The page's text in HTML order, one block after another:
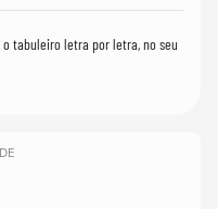
tabuleiro letra por letra, no seu